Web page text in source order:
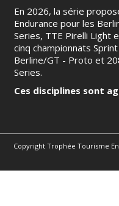
En 2026, la série
Endurance pour les
Series, TTE Pirelli Light
cinq championnats
Berline/GT - Proto et
Series.
Ces disciplines sont
Copyright Trophée Tourisme